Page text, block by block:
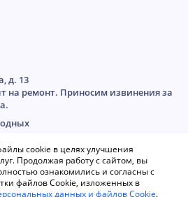
д. 13
на ремонт. Приносим извинения за
cookie в целях улучшения
Продолжая работу с сайтом, вы
ознакомились и согласны с
файлов Cookie, изложенных в
данных и файлов Cookie.